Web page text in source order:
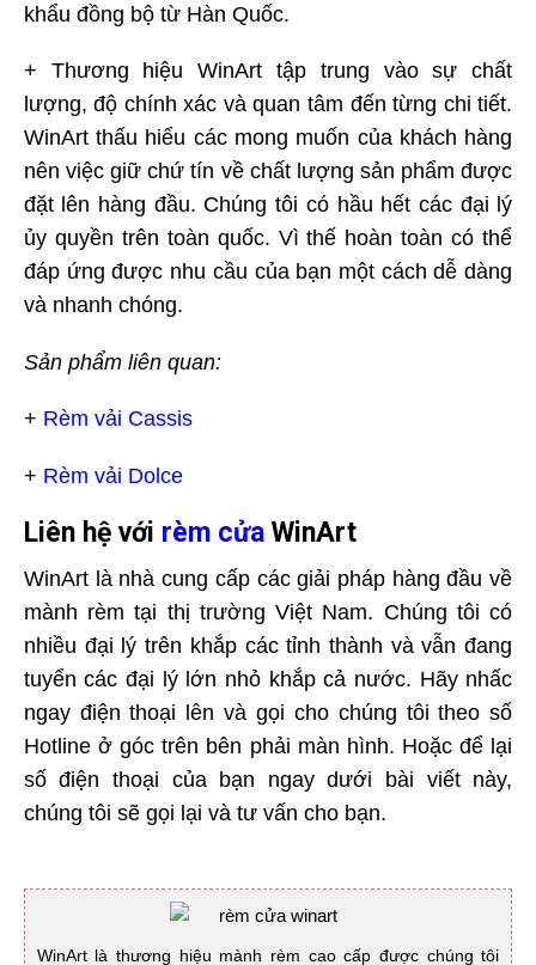
khẩu đồng bộ từ Hàn Quốc.
+ Thương hiệu WinArt tập trung vào sự chất
lượng, độ chính xác và quan tâm đến từng chi tiết.
WinArt thấu hiểu các mong muốn của khách hàng
nên việc giữ chứ tín về chất lượng sản phẩm được
đặt lên hàng đầu. Chúng tôi có hầu hết các đại lý
ủy quyền trên toàn quốc. Vì thế hoàn toàn có thể
đáp ứng được nhu cầu của bạn một cách dễ dàng
và nhanh chóng.
Sản phẩm liên quan:
+ Rèm vải Cassis
+ Rèm vải Dolce
Liên hệ với rèm cửaWinArt
WinArt là nhà cung cấp các giải pháp hàng đầu về
mành rèm tại thị trường Việt Nam. Chúng tôi có
nhiều đại lý trên khắp các tỉnh thành và vẫn đang
tuyển các đại lý lớn nhỏ khắp cả nước. Hãy nhấc
ngay điện thoại lên và gọi cho chúng tôi theo số
Hotline ở góc trên bên phải màn hình. Hoặc để lại
số điện thoại của bạn ngay dưới bài viết này,
chúng tôi sẽ gọi lại và tư vấn cho bạn.
WinArt là thương hiệu mành rèm cao cấp được chúng tôi